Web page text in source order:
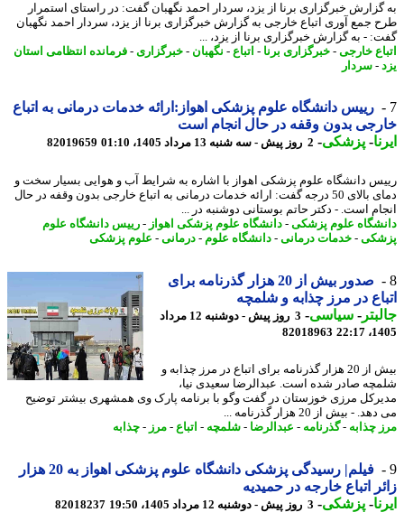
خبرگزاری برنا از یزد، سردار احمد نگهبان گفت: در راستای استمرار
جمع آوری اتباع خارجی به گزارش خبرگزاری برنا از یزد، سردار احمد نگهبان
- به گزارش خبرگزاری برنا از یزد، ...
خارجی-خبرگزاری برنا-اتباع -نگهبان-خبرگزاری - فرمانده انتظامی استان
-سردار
رییس دانشگاه علوم پزشکی اهواز:ارائه خدمات درمانی به اتباع
بدون وقفه در حال انجام است
-پزشکی-2 روز پیش - سه شنبه 13 مرداد 1405، 01:10 82019659
دانشگاه علوم پزشکی اهواز با اشاره به شرایط آب و هوایی بسیار سخت و
دمای بالای 50 درجه گفت: ارائه خدمات درمانی به اتباع خارجی بدون وقفه در حال
است. - دکتر حاتم بوستانی دوشنبه در ...
علوم پزشکی-دانشگاه علوم پزشکی اهواز -رییس دانشگاه علوم
-خدمات درمانی-دانشگاه علوم-درمانی-علوم پزشکی
صدور بیش از 20 هزار گذرنامه برای
در مرز چذابه و شلمچه
-سیاسی-
3 روز پیش - دوشنبه 12 مرداد
82018963
بیش از 20 هزار گذرنامه برای اتباع در مرز چذابه و
صادر شده است. عبدالرضا سعیدی نیا،
مرزی خوزستان در گفت وگو با برنامه پارک وی همشهری بیشتر توضیح
- بیش از 20 هزار گذرنامه ...
چذابه- گذرنامه -عبدالرضا-شلمچه-اتباع -مرز-چذابه
فیلم| رسیدگی پزشکی دانشگاه علوم پزشکی اهواز به 20 هزار
اتباع خارجه در حمیدیه
-پزشکی-3 روز پیش - دوشنبه 12 مرداد 1405، 19:50 82018237